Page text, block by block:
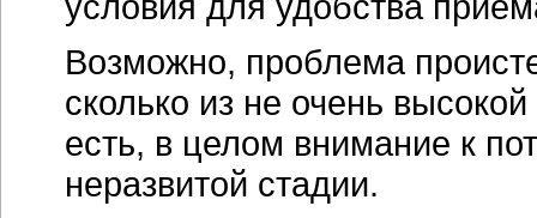
Возможно, проблема
сколько из не очень
есть, в целом внимание к
неразвитой стадии.